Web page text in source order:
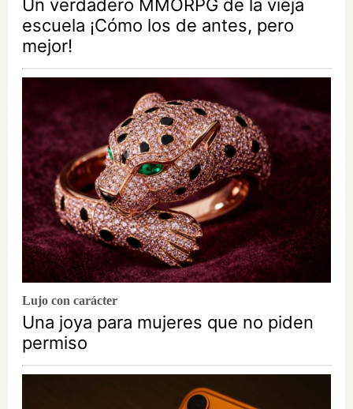
Un verdadero MMORPG de la vieja
escuela ¡Cómo los de antes, pero
mejor!
Lujo con carácter
Una joya para mujeres que no piden
permiso